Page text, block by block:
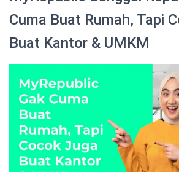
Cuma Buat Rumah, Tapi
Buat Kantor & UMKM